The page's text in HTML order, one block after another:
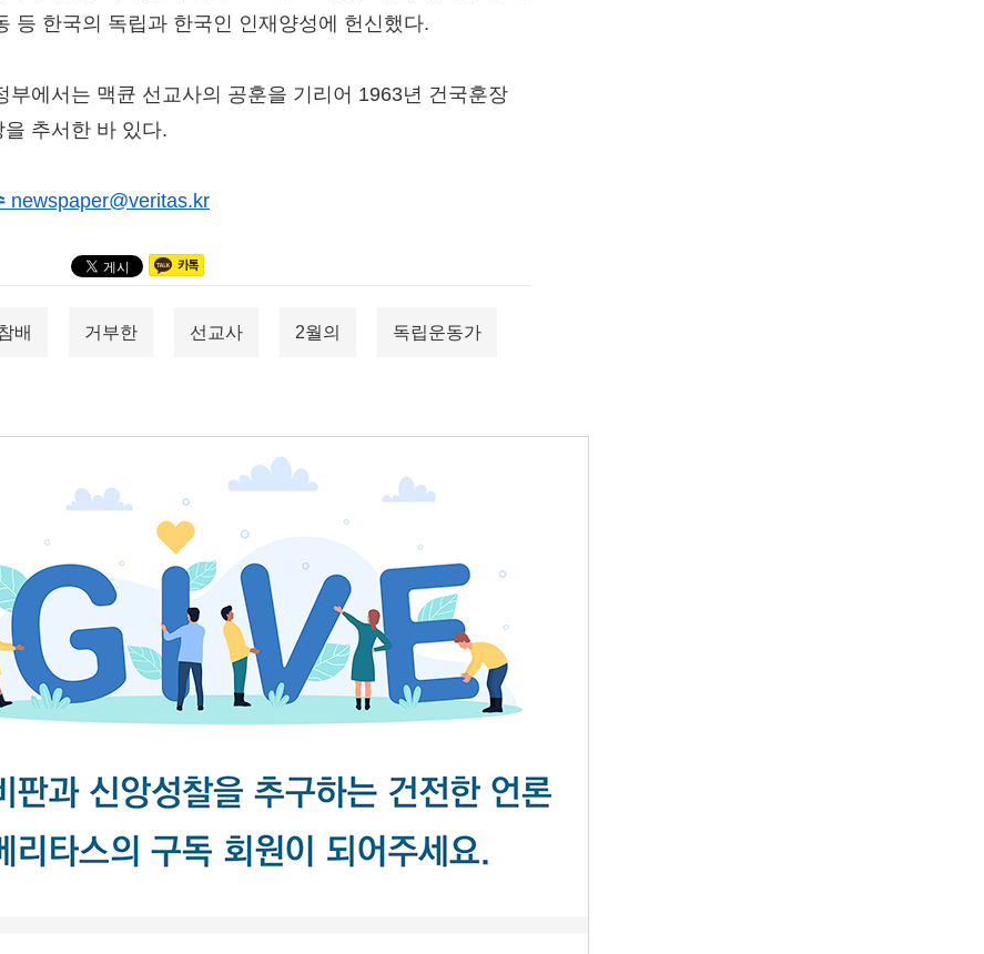
등 한국의 독립과 한국인 인재양성에 헌신했다.
부에서는 맥큔 선교사의 공훈을 기리어 1963년 건국훈장
을 추서한 바 있다.
newspaper@veritas.kr
배 거부한 선교사 2월의 독립운동가